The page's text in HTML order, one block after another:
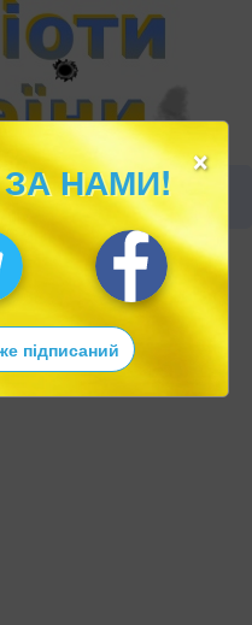
×
ЗА НАМИ!
підписаний